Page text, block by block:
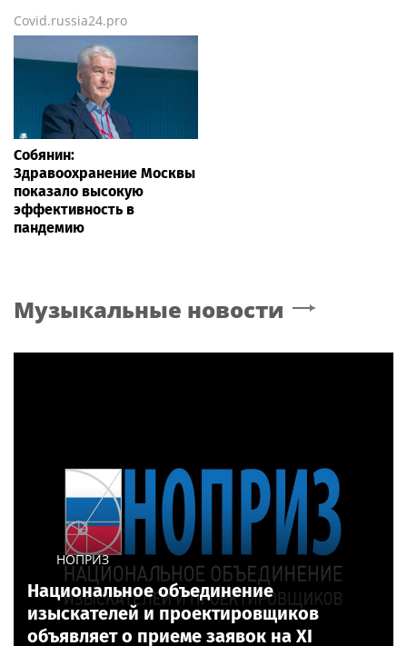
Covid.russia24.pro
Собянин:
Здравоохранение Москвы
показало высокую
эффективность в
пандемию
Музыкальные новости
НОПРИЗ
Национальное объединение
изыскателей и проектировщиков
объявляет о приеме заявок на XI